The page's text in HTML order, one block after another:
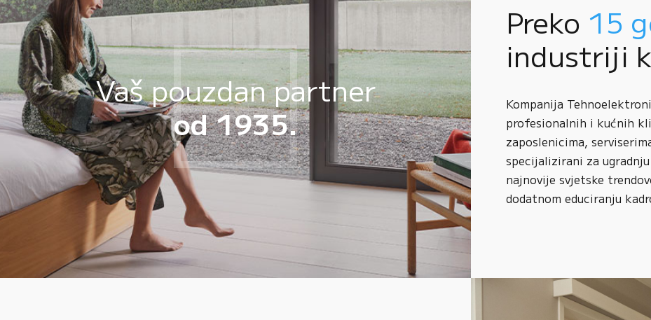
Vaš pouzdan partner
od 1935.
Preko 15
industriji
Kompanija
profesionalnih i kućnih
zaposlenicima,
specijalizirani za
najnovije svjetske
dodatnom educiranju